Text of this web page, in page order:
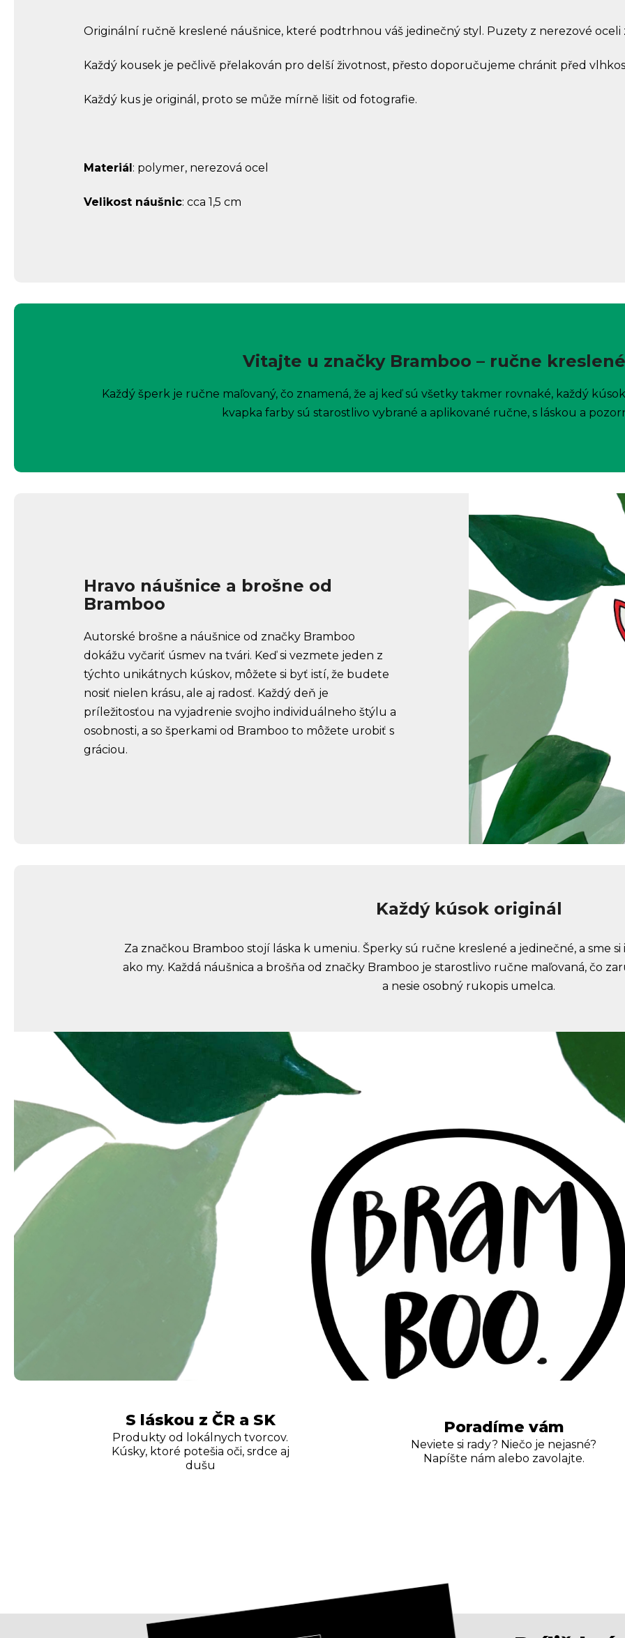
Originální ručně kreslené náušnice, které podtrhnou váš jedinečný styl. Puzety z nerezové
Každý kousek je pečlivě přelakován pro delší životnost, přesto doporučujeme chránit před
Každý kus je originál, proto se může mírně lišit od fotografie.
Materiál : polymer, nerezová ocel
Velikost náušnic: cca 1,5 cm
Vitajte u značky Bramboo – ručne
Každý šperk je ručne maľovaný, čo znamená, že aj keď sú všetky takmer rovnaké, každý
kvapka farby sú starostlivo vybrané a aplikované ručne, s láskou a
Hravo náušnice a brošne od
Bramboo
Autorské brošne a náušnice od značky Bramboo
dokážu vyčariť úsmev na tvári. Keď si vezmete jeden z
týchto unikátnych kúskov, môžete si byť istí, že budete
nosiť nielen krásu, ale aj radosť. Každý deň je
príležitosťou na vyjadrenie svojho individuálneho štýlu a
osobnosti, a so šperkami od Bramboo to môžete urobiť s
gráciou.
Každý kúsok originál
Za značkou Bramboo stojí láska k umeniu. Šperky sú ručne kreslené a jedinečné, a sme
ako my. Každá náušnica a brošňa od značky Bramboo je starostlivo ručne maľovaná, čo
a nesie osobný rukopis umelca.
S láskou z ČR a SK
Produkty od lokálnych tvorcov.
Kúsky, ktoré potešia oči, srdce aj
dušu
Poradíme vám
Neviete si rady? Niečo je nejasné?
Napíšte nám alebo zavolajte.